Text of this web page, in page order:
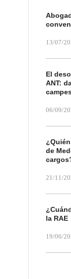
13/07/
El
ANT:
06/09/
de
21/11/
la RAE
19/06/